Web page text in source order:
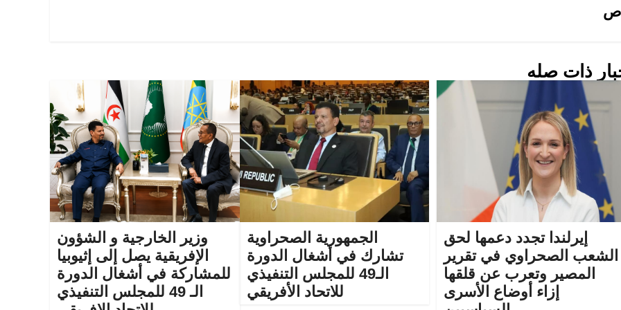
ذات صله
إيرلندا تجدد دعمها لحق
الشعب الصحراوي في تقرير
المصير وتعرب عن قلقها
إزاء أوضاع الأسرى
الجمهورية الصحراوية
تشارك في أشغال الدورة
الـ49 للمجلس التنفيذي
للاتحاد الأفريقي
وزير الخارجية و الشؤون
الإفريقية يصل إلى إثيوبيا
للمشاركة في أشغال الدورة
الـ 49 للمجلس التنفيذي